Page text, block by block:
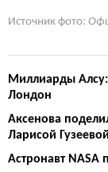
Источник фото:
Миллиарды
Лондон
Аксенова
Ларисой Гузеевой
Астронавт